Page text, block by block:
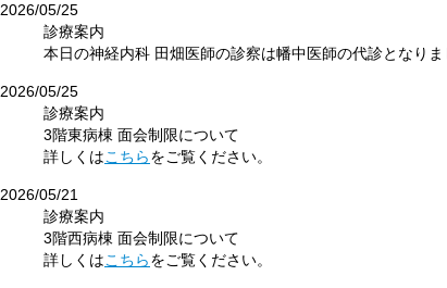
2026/05/25
診療案内
本日の神経内科 田畑医師の診察は幡中医師の代診となりま
2026/05/25
診療案内
3階東病棟 面会制限について
詳しくはこちらをご覧ください。
2026/05/21
診療案内
3階西病棟 面会制限について
詳しくはこちらをご覧ください。